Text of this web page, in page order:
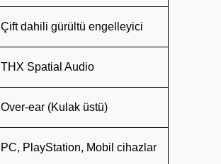
Çift dahili gürültü engelleyici
THX Spatial Audio
Over-ear (Kulak üstü)
PC, PlayStation, Mobil cihazlar